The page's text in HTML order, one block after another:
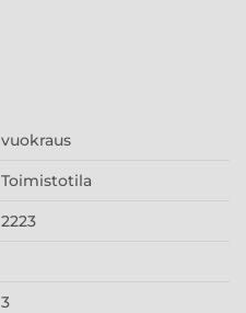
vuokraus
Toimistotila
2223
3